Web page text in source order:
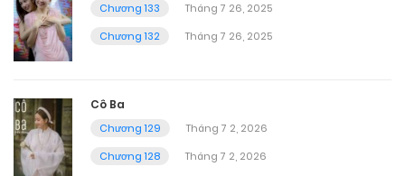
Chương 133
Tháng 7 26, 2025
Chương 132
Tháng 7 26, 2025
Cô Ba
Chương 129
Tháng 7 2, 2026
Chương 128
Tháng 7 2, 2026